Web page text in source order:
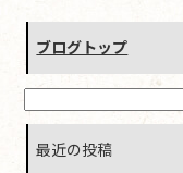
ブログトップ
最近の投稿